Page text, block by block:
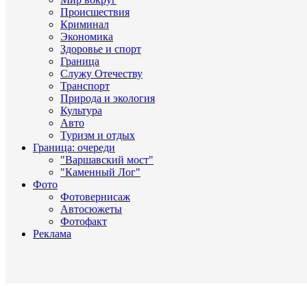
Происшествия
Криминал
Экономика
Здоровье и спорт
Граница
Служу Отечеству
Транспорт
Природа и экология
Культура
Авто
Туризм и отдых
Граница: очереди
"Варшавский мост"
"Каменный Лог"
Фото
Фотовернисаж
Автосюжеты
Фотофакт
Реклама